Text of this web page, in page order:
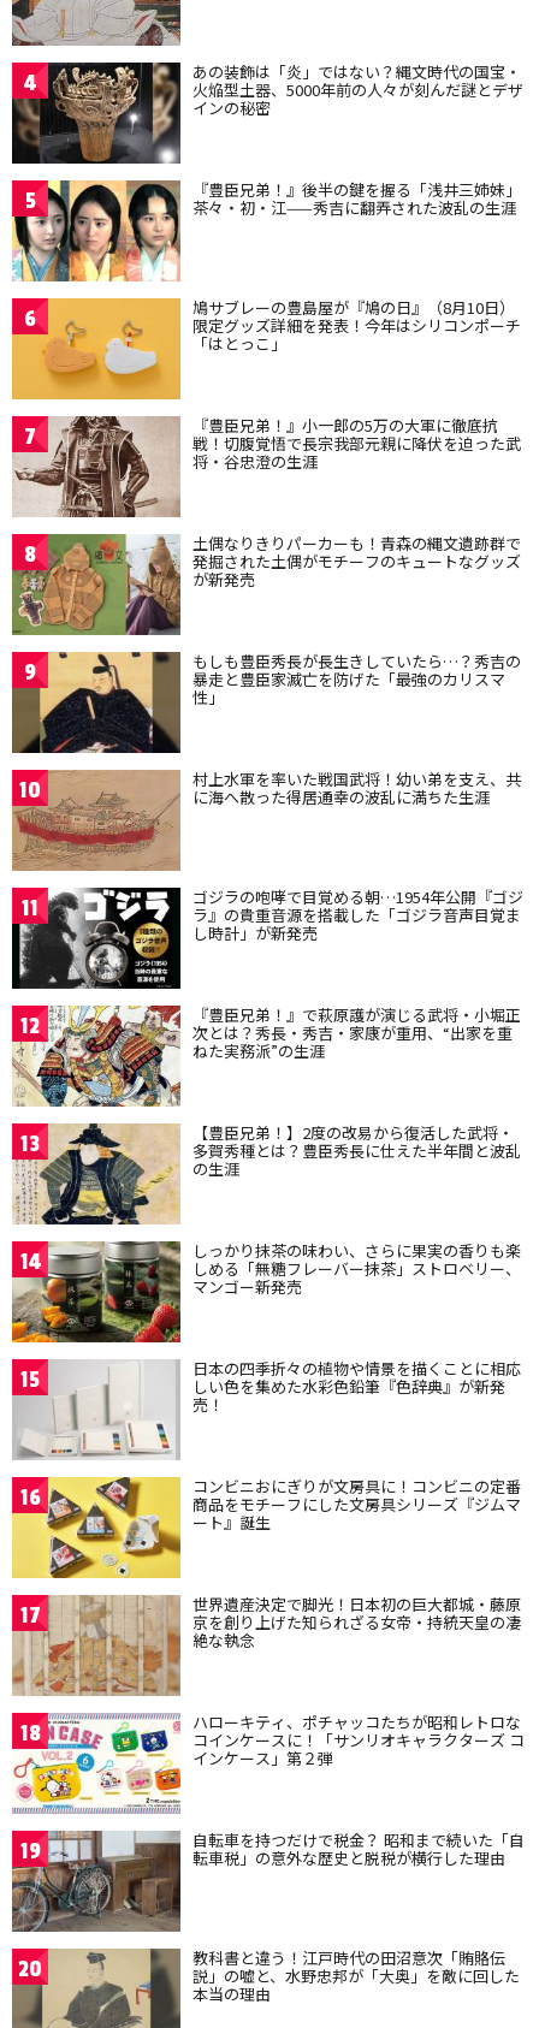
4 あの装飾は「炎」ではない？縄文時代の国宝・
火焔型土器、5000年前の人々が刻んだ謎とデザ
インの秘密
5 『豊臣兄弟！』後半の鍵を握る「浅井三姉妹」
茶々・初・江——秀吉に翻弄された波乱の生涯
6 鳩サブレーの豊島屋が『鳩の日』（8月10日）
限定グッズ詳細を発表！今年はシリコンポーチ
「はとっこ」
7 『豊臣兄弟！』小一郎の5万の大軍に徹底抗
戦！切腹覚悟で長宗我部元親に降伏を迫った武
将・谷忠澄の生涯
8 土偶なりきりパーカーも！青森の縄文遺跡群で
発掘された土偶がモチーフのキュートなグッズ
が新発売
9 もしも豊臣秀長が長生きしていたら…？秀吉の
暴走と豊臣家滅亡を防げた「最強のカリスマ
性」
10 村上水軍を率いた戦国武将！幼い弟を支え、共
に海へ散った得居通幸の波乱に満ちた生涯
11 ゴジラの咆哮で目覚める朝…1954年公開『ゴジ
ラ』の貴重音源を搭載した「ゴジラ音声目覚ま
し時計」が新発売
12 『豊臣兄弟！』で萩原護が演じる武将・小堀正
次とは？秀長・秀吉・家康が重用、“出家を重
ねた実務派”の生涯
13 【豊臣兄弟！】2度の改易から復活した武将・
多賀秀種とは？豊臣秀長に仕えた半年間と波乱
の生涯
14 しっかり抹茶の味わい、さらに果実の香りも楽
しめる「無糖フレーバー抹茶」ストロベリー、
マンゴー新発売
15 日本の四季折々の植物や情景を描くことに相応
しい色を集めた水彩色鉛筆『色辞典』が新発
売！
16 コンビニおにぎりが文房具に！コンビニの定番
商品をモチーフにした文房具シリーズ『ジムマ
ート』誕生
17 世界遺産決定で脚光！日本初の巨大都城・藤原
京を創り上げた知られざる女帝・持統天皇の凄
絶な執念
18 ハローキティ、ポチャッコたちが昭和レトロな
コインケースに！「サンリオキャラクターズ コ
インケース」第２弾
19 自転車を持つだけで税金？ 昭和まで続いた「自
転車税」の意外な歴史と脱税が横行した理由
20 教科書と違う！江戸時代の田沼意次「賄賂伝
説」の嘘と、水野忠邦が「大奥」を敵に回した
本当の理由